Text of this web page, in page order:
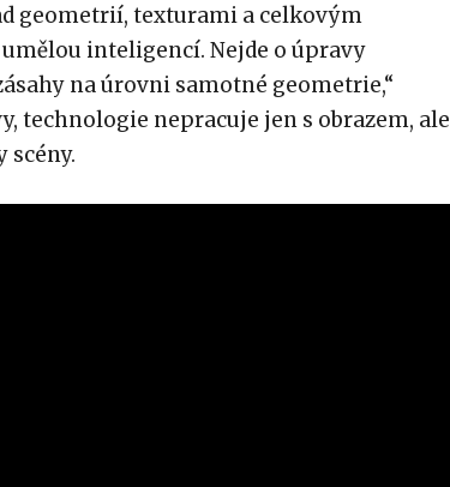
geometrií, texturami a celkovým
inteligencí. Nejde o úpravy
na úrovni samotné geometrie,“
technologie nepracuje jen s obrazem, ale
scény.